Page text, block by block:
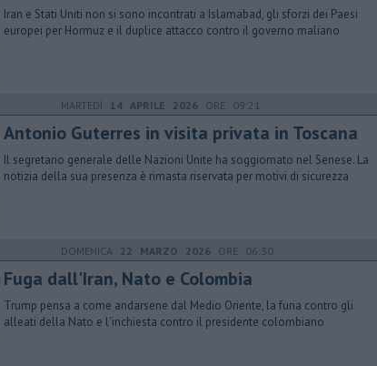
Iran e Stati Uniti non si sono incontrati a Islamabad, gli sforzi dei Paesi
europei per Hormuz e il duplice attacco contro il governo maliano
MARTEDÌ 14 APRILE 2026 ORE 09:21
Antonio Guterres in visita privata in Toscana
Il segretario generale delle Nazioni Unite ha soggiornato nel Senese. La
notizia della sua presenza è rimasta riservata per motivi di sicurezza
DOMENICA 22 MARZO 2026 ORE 06:30
Fuga dall'Iran, Nato e Colombia
Trump pensa a come andarsene dal Medio Oriente, la furia contro gli
alleati della Nato e l'inchiesta contro il presidente colombiano